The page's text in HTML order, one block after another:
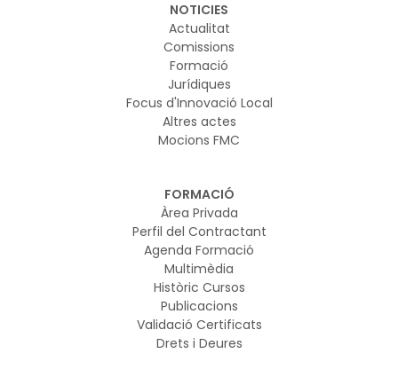
NOTICIES
Actualitat
Comissions
Formació
Jurídiques
Focus d'Innovació Local
Altres actes
Mocions FMC
FORMACIÓ
Àrea Privada
Perfil del Contractant
Agenda Formació
Multimèdia
Històric Cursos
Publicacions
Validació Certificats
Drets i Deures